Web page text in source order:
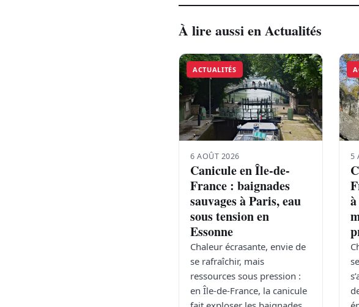
À lire aussi en Actualités
ACTUALITÉS
6 AOÛT 2026
Canicule en Île-de-
France : baignades
sauvages à Paris, eau
sous tension en
Essonne
Chaleur écrasante, envie de
se rafraîchir, mais
ressources sous pression :
en Île-de-France, la canicule
5